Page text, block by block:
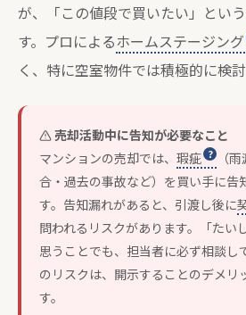
が、「この値段で買いたい」とい
す。プロによるホームステージング
く、特に空室物件では積極的に検
売却活動中に告知が必要なこと
マンションの売却では、 瑕疵
（
合・過去の事故など）を買い手に告
す。告知漏れがあると、引渡し後に
問われるリスクがあります。「たい
思うことでも、担当者に必ず相談し
のリスクは、開示することのデメリ
す。